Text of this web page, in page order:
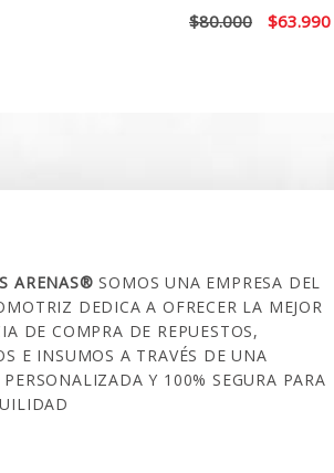
$80.000
El
$63.990
ARENAS®SOMOS UNA EMPRESA DEL
DEDICA A OFRECER LA MEJOR
DE COMPRA DE REPUESTOS,
E INSUMOS A TRAVÉS DE UNA
Y 100% SEGURA PARA